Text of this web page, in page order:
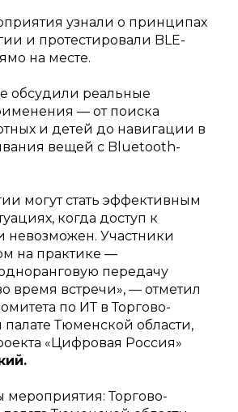
узнали о принципах
и протестировали BLE-
на месте.
обсудили реальные
— от поиска
и детей до навигации в
вещей с Bluetooth-
могут стать эффективным
когда доступ к
невозможен. Участники
на практике —
передачу
время встречи», — отметил
по ИТ в Торгово-
Тюменской области,
«Цифровая Россия»
мероприятия: Торгово-